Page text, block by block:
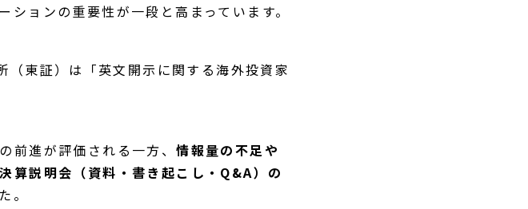
ョンの重要性が一段と高まっています。
東証）は「英文開示に関する海外投資家
前進が評価される一方、情報量の不足や
算説明会（資料・書き起こし・Q&A）の
。